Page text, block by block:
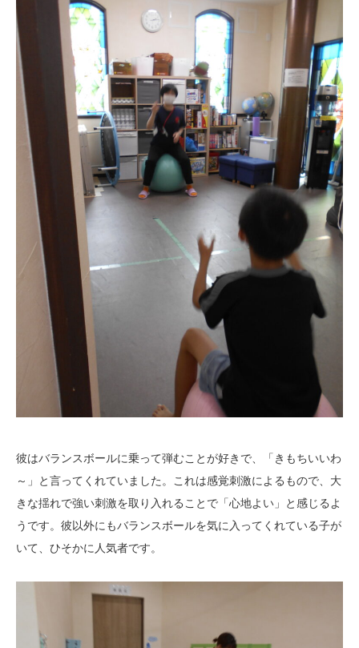
彼はバランスボールに乗って弾むことが好きで、「きもちいいわ
～」と言ってくれていました。これは感覚刺激によるもので、大
きな揺れで強い刺激を取り入れることで「心地よい」と感じるよ
うです。彼以外にもバランスボールを気に入ってくれている子が
いて、ひそかに人気者です。